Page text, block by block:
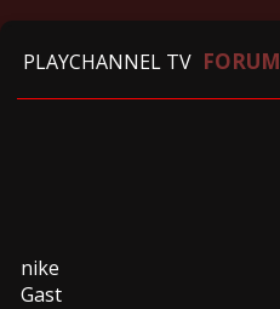
PLAYCHANNEL TV FORUM
nike
Gast